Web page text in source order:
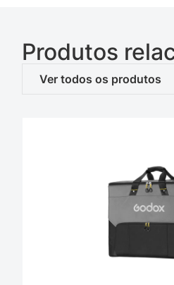
Produtos
Ver todos os produtos